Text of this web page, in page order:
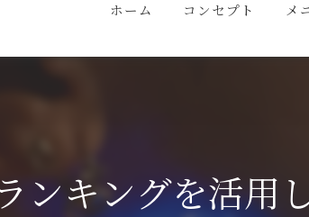
ホーム コンセプト メ
ンキングを活用